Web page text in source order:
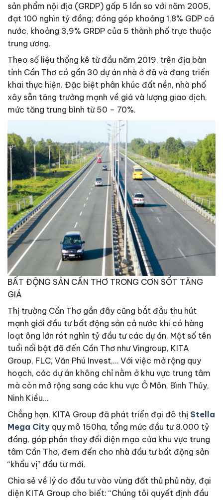
sản phẩm nội địa (GRDP) gấp 5 lần so với năm 2005,
đạt 100 nghìn tỷ đồng; đóng góp khoảng 1,8% GDP cả
nước, khoảng 3,9% GRDP của 5 thành phố trực thuộc
trung ương.
Theo số liệu thống kê từ đầu năm 2019, trên địa bàn
tỉnh Cần Thơ có gần 30 dự án nhà ở đã và đang triển
khai thực hiện. Đặc biệt phân khúc đất nền, nhà phố
xây sẵn tăng trưởng mạnh về giá và lượng giao dịch,
mức tăng trung bình từ 50 – 70%.
BẤT ĐỘNG SẢN CẦN THƠ TRONG CƠN SỐT TĂNG
GIÁ
Thị trường Cần Thơ gần đây cũng bắt đầu thu hút
mạnh giới đầu tư bất động sản cả nước khi có hàng
loạt ông lớn rót nghìn tỷ đầu tư các dự án. Một số tên
tuổi nổi bật đã đến Cần Thơ như Vingroup, KITA
Group, FLC, Văn Phú Invest,… Với việc mở rộng quy
hoạch, các dự án không chỉ nằm ở khu vực trung tâm
mà còn mở rộng sang các khu vực Ô Môn, Bình Thủy,
Ninh Kiều…
Chẳng hạn, KITA Group đã phát triển đại đô thị Stella
Mega City quy mô 150ha, tổng mức đầu tư 8.000 tỷ
đồng, góp phần thay đổi diện mạo của khu vực trung
tâm Cần Thơ, đem đến cho nhà đầu tư bất động sản
“khẩu vị” đầu tư mới.
Chia sẻ về lý do đầu tư vào vùng đất thủ phủ này, đại
diện KITA Group cho biết: “Chúng tôi quyết định đầu